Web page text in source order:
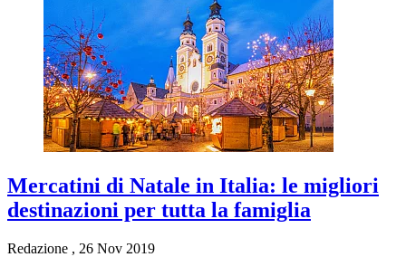
Mercatini di Natale in Italia: le migliori
destinazioni per tutta la famiglia
Redazione , 26 Nov 2019